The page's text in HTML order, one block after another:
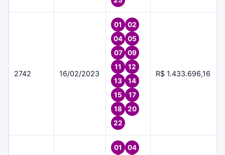
2742 16/02/2023
01
02
04
05
07
09
11
12
13
14
15
17
18
20
22
R$ 1.433.696,16
01 04